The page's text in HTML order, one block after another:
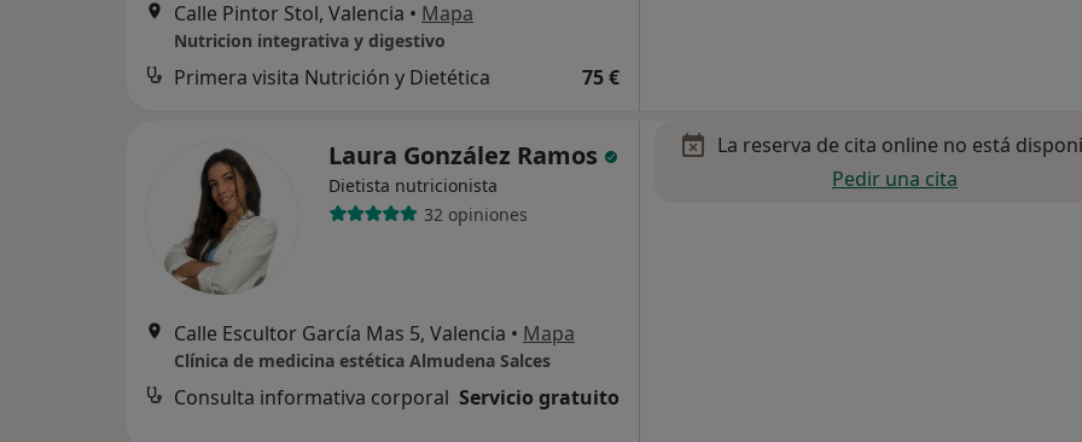
Calle Pintor Stol, Valencia • Mapa
Nutricion integrativa y digestivo
Primera visita Nutrición y Dietética 75 €
Laura González Ramos
Dietista nutricionista
32 opiniones
Calle Escultor García Mas 5, Valencia • Mapa
Clínica de medicina estética Almudena Salces
Consulta informativa corporal Servicio gratuito
La reserva de cita online no está
Pedir una cita